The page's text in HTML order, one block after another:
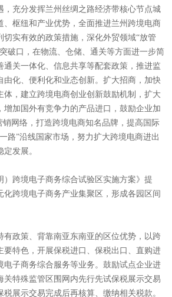
，充分发挥兰州丝绸之路经济带核心节点城
、枢纽和产业优势，全面推进兰州跨境电商
切实有效的政策措施，深化外贸领域“放管
破口，在物流、仓储、通关等方面进一步简
通关一体化、信息共享等配套政策，推进监
由化、便利化和业态创新。扩大招商，加快
体，建立跨境电商创业创新鼓励机制，扩大
增加国外有竞争力的产品进口，鼓励企业加
销网络，打造跨境电商知名品牌，提高国际
路”沿线国家市场，努力扩大跨境电商进出
发展。
）跨境电子商务综合试验区实施方案》提
化跨境电子商务产业集聚区，形成各园区间
有政策、背靠南亚东南亚的区位优势，以跨
要特色，开展保税进口、保税出口、直购进
电子商务综合服务等业务。鼓励试点企业进
关特殊监管区围网内先行先试保税展示交易
展示交易完成后再核算、缴纳相关税款。